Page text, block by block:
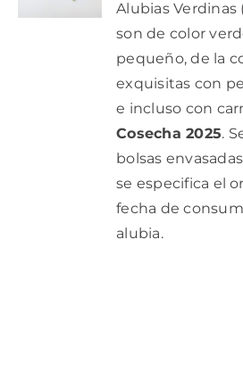
PRODUCTO
TIENE
MÚLTIPLES
VARIANTES.
OPCIONES
PRODUCTO
DETALLES
Alubias Verdinas
son de color
pequeño, de la
exquisitas con
e incluso con
Cosecha 2025.
bolsas
se especifica el
fecha de
alubia.